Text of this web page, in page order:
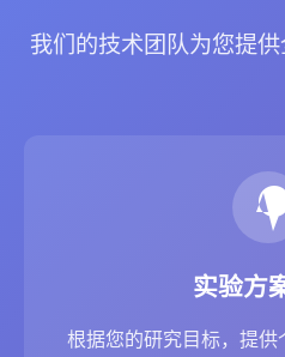
我们的技术团队为您提
实验方
根据您的研究目标，提供